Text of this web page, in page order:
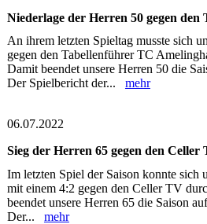
Niederlage der Herren 50 gegen den
An ihrem letzten Spieltag musste sich
gegen den Tabellenführer TC
Damit beendet unsere Herren 50 die
Der Spielbericht der... mehr
06.07.2022
Sieg der Herren 65 gegen den Celler
Im letzten Spiel der Saison konnte sich
mit einem 4:2 gegen den Celler TV
beendet unsere Herren 65 die Saison
Der... mehr